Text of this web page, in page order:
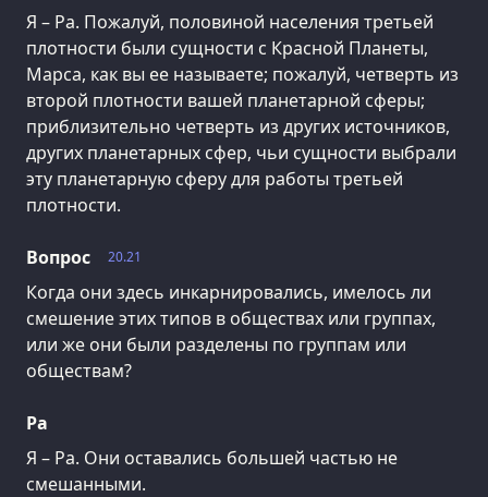
Я – Ра. Пожалуй, половиной населения третьей
плотности были сущности с Красной Планеты,
Марса, как вы ее называете; пожалуй, четверть из
второй плотности вашей планетарной сферы;
приблизительно четверть из других источников,
других планетарных сфер, чьи сущности выбрали
эту планетарную сферу для работы третьей
плотности.
20.21
Вопрос
Когда они здесь инкарнировались, имелось ли
смешение этих типов в обществах или группах,
или же они были разделены по группам или
обществам?
Ра
Я – Ра. Они оставались большей частью не
смешанными.